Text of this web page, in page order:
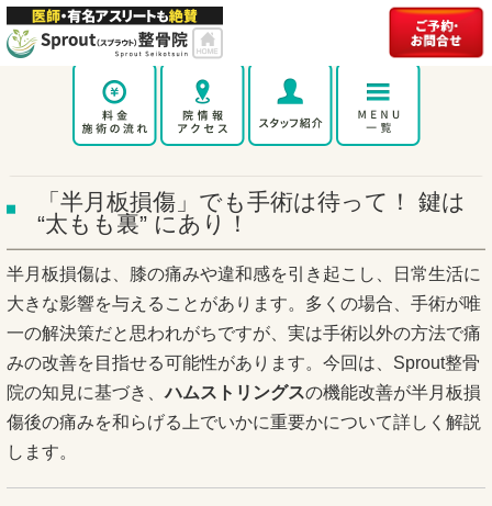
「半月板損傷」でも手術は待って！ 鍵は
“太もも裏” にあり！
半月板損傷は、膝の痛みや違和感を引き起こし、日常生活に
大きな影響を与えることがあります。多くの場合、手術が唯
一の解決策だと思われがちですが、実は手術以外の方法で痛
みの改善を目指せる可能性があります。今回は、Sprout整骨
院の知見に基づき、ハムストリングスの機能改善が半月板損
傷後の痛みを和らげる上でいかに重要かについて詳しく解説
します。